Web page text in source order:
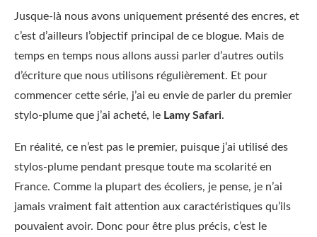
Jusque-là nous avons uniquement présenté des encres, et
c’est d’ailleurs l’objectif principal de ce blogue. Mais de
temps en temps nous allons aussi parler d’autres outils
d’écriture que nous utilisons régulièrement. Et pour
commencer cette série, j’ai eu envie de parler du premier
stylo-plume que j’ai acheté, le Lamy Safari.
En réalité, ce n’est pas le premier, puisque j’ai utilisé des
stylos-plume pendant presque toute ma scolarité en
France. Comme la plupart des écoliers, je pense, je n’ai
jamais vraiment fait attention aux caractéristiques qu’ils
pouvaient avoir. Donc pour être plus précis, c’est le